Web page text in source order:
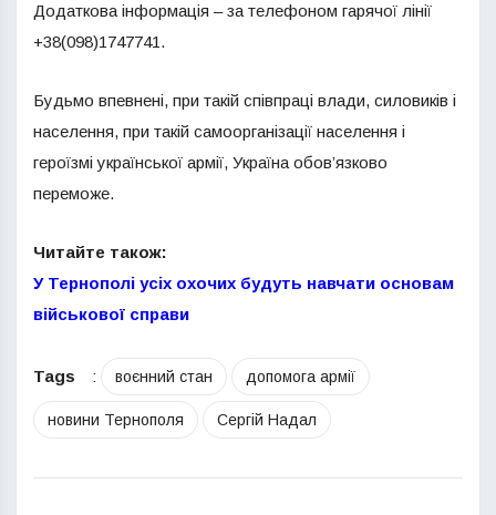
Додаткова інформація – за телефоном гарячої лінії
+38(098)1747741.
Будьмо впевнені, при такій співпраці влади, силовиків і
населення, при такій самоорганізації населення і
героїзмі української армії, Україна обов’язково
переможе.
Читайте також:
У Тернополі усіх охочих будуть навчати основам
військової справи
Tags : воєнний стан допомога армії
новини Тернополя Сергій Надал